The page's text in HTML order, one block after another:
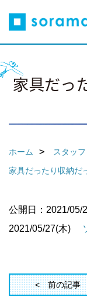
家具だっ
ホーム
スタッ
家具だったり収納だ
公開日：2021/05/
2021/05/27(木)
前の記事